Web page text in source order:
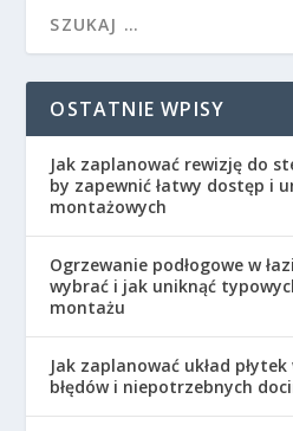
OSTATNIE WPISY
Jak zaplanować rewizję do
by zapewnić łatwy dostęp i
montażowych
Ogrzewanie podłogowe w
wybrać i jak uniknąć
montażu
Jak zaplanować układ
błędów i niepotrzebnych